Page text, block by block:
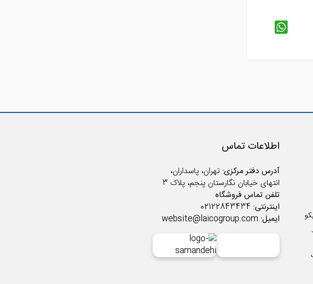
اطلاعات تماس
آدرس دفتر مرکزی:تهران، پاسداران،
انتهای خیابان نگارستان پنجم، پلاک 3
تلفن تماس فروشگاه
اینترنتی:
ایمیل: website@laicogroup.com